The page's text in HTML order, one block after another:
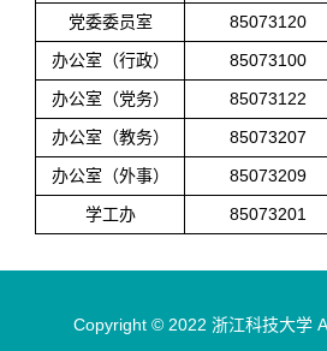
党委委员室
85073120
办公室（行政）
85073100
办公室（党务）
85073122
办公室（教务）
85073207
办公室（外事）
85073209
学工办
85073201
Copyright © 2022 浙江科技大学